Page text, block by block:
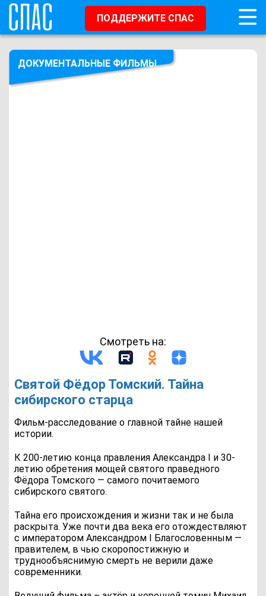
ПОДДЕРЖИТЕ СПАС
ДОКУМЕНТАЛЬНЫЕ ФИЛЬМЫ
Смотреть на:
Святой Фёдор Томский. Тайна
сибирского старца
Фильм-расследование о главной тайне нашей
истории.
К 200-летию конца правления Александра I и 30-
летию обретения мощей святого праведного
Фёдора Томского — самого почитаемого
сибирского святого.
Тайна его происхождения и жизни так и не была
раскрыта. Уже почти два века его отождествляют
с императором Александром I Благословенным —
правителем, в чью скоропостижную и
труднообъяснимую смерть не верили даже
современники.